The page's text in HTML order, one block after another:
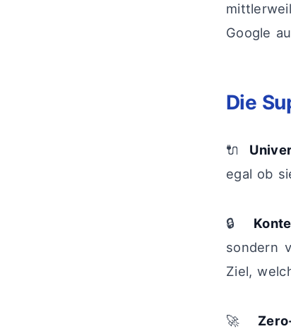
Google
Die
🔌
egal ob
🔒
sondern
Ziel,
🚀